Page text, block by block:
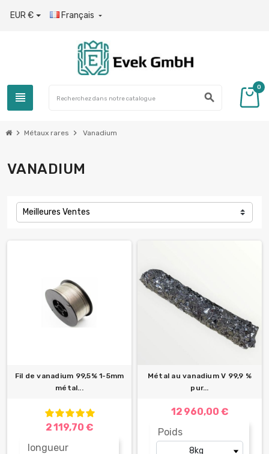
EUR € Français 
view_headline search
0
chevron_right Métaux rares chevron_right Vanadium
VANADIUM
Meilleures Ventes
Fil de vanadium 99,5% 1-5mm
métal...
2 119,70 €
longueur
Métal au vanadium V 99,9 %
pur...
12 960,00 €
Poids